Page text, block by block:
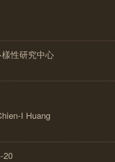
性研究中心
I Huang
20